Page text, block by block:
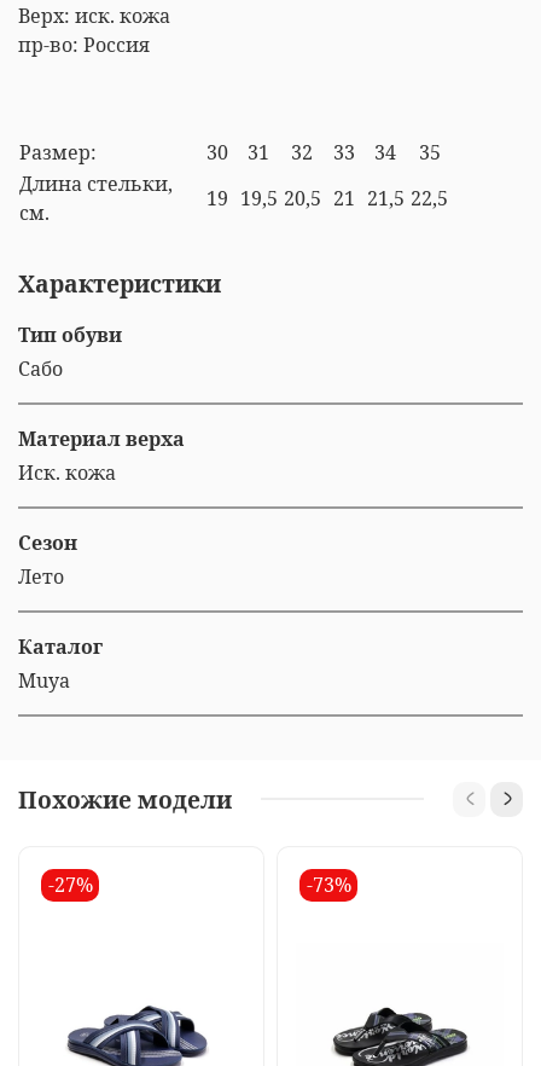
Верх: иск. кожа
пр-во: Россия
Размер: 30 31 32 33 34
35
Длина стельки,
см.
19 19,5 20,5 21 21,5 22,5
Характеристики
Тип обуви
Сабо
Материал верха
Иск. кожа
Сезон
Лето
Каталог
Muya
Похожие модели
-27% -73%